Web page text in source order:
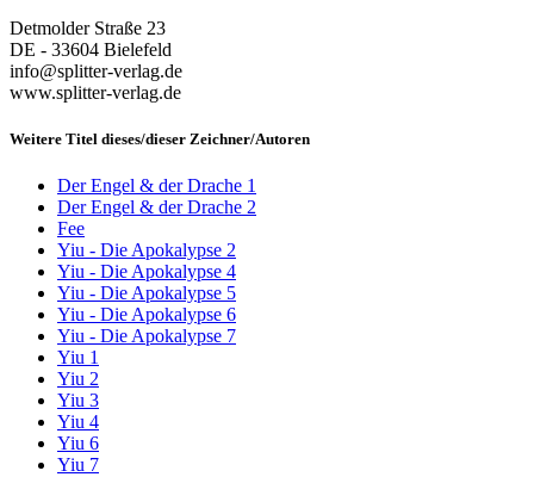
Detmolder Straße 23
DE - 33604 Bielefeld
info@splitter-verlag.de
www.splitter-verlag.de
Weitere Titel dieses/dieser Zeichner/Autoren
Der Engel & der Drache 1
Der Engel & der Drache 2
Fee
Yiu - Die Apokalypse 2
Yiu - Die Apokalypse 4
Yiu - Die Apokalypse 5
Yiu - Die Apokalypse 6
Yiu - Die Apokalypse 7
Yiu 1
Yiu 2
Yiu 3
Yiu 4
Yiu 6
Yiu 7